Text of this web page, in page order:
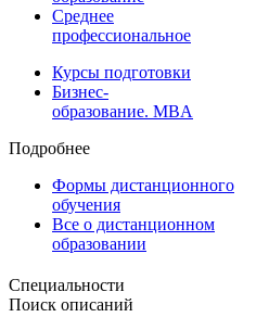
Среднее
профессиональное
Курсы подготовки
Бизнес-
образование. MBA
Подробнее
Формы дистанционного
обучения
Все о дистанционном
образовании
Специальности
Поиск описаний